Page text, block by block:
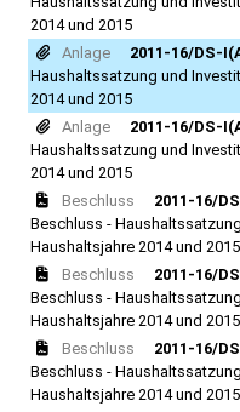
2014 und 2015
Anlage
2011-16/DS-
Haushaltssatzung und
2014 und 2015
Anlage
2011-16/DS-
Haushaltssatzung und
2014 und 2015
Beschluss
2011-16/
Beschluss -
Haushaltsjahre 2014 und 2015
Beschluss
2011-16/
Beschluss -
Haushaltsjahre 2014 und 2015
Beschluss
2011-16/
Beschluss -
Haushaltsjahre 2014 und 2015